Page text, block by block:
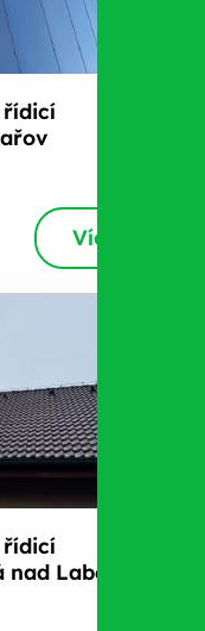
řídicí
Více
řídicí
Labem